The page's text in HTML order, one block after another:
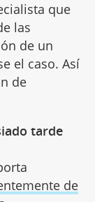
que
las
de un
el caso. Así
de
tarde
de